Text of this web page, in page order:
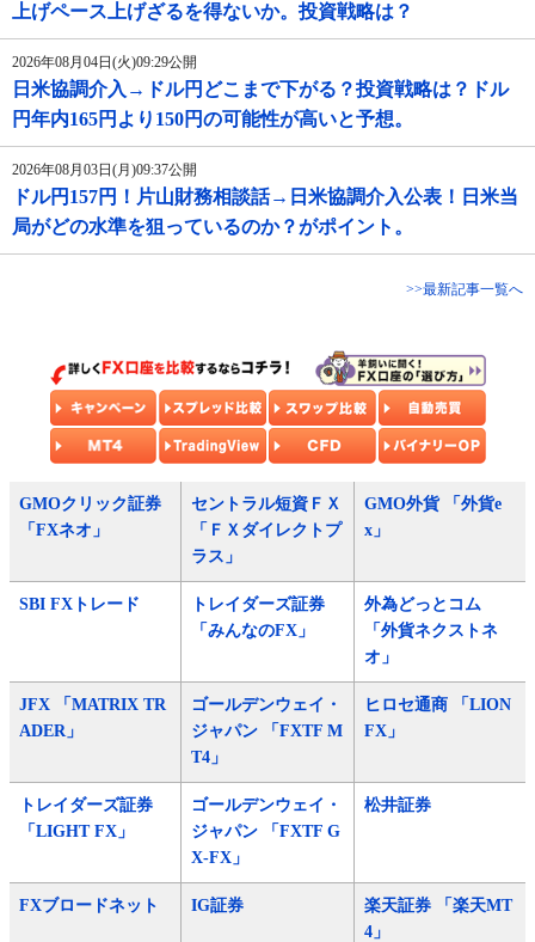
上げペース上げざるを得ないか。投資戦略は？
2026年08月04日(火)09:29公開
日米協調介入→ドル円どこまで下がる？投資戦略は？ドル
円年内165円より150円の可能性が高いと予想。
2026年08月03日(月)09:37公開
ドル円157円！片山財務相談話→日米協調介入公表！日米当
局がどの水準を狙っているのか？がポイント。
>>最新記事一覧へ
GMOクリック証券
「FXネオ」
セントラル短資ＦＸ
「ＦＸダイレクトプ
ラス」
GMO外貨 「外貨e
x」
SBI FXトレード
トレイダーズ証券
「みんなのFX」
外為どっとコム
「外貨ネクストネ
オ」
JFX 「MATRIX TR
ADER」
ゴールデンウェイ・
ジャパン 「FXTF M
T4」
ヒロセ通商 「LION
FX」
トレイダーズ証券
「LIGHT FX」
ゴールデンウェイ・
ジャパン 「FXTF G
X-FX」
松井証券
FXブロードネット IG証券
楽天証券 「楽天MT
4」